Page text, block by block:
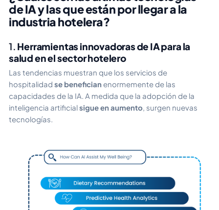
de IA y las que están por llegar a la
industria hotelera?
1. Herramientas innovadoras de IA para la
salud en el sector hotelero
Las tendencias muestran que los servicios de
hospitalidad se benefician enormemente de las
capacidades de la IA. A medida que la adopción de la
inteligencia artificialsigue en aumento, surgen nuevas
tecnologías.